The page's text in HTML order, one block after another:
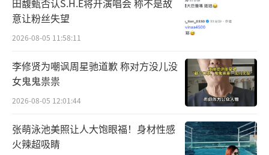
多歌曲中挑选出想唱的、割舍掉塞不进歌单
的，成了最大的难题。蔡健雅表示：“最后的
歌单可以铺展出我的人生历程和故事，又有一
些惊喜，我非常满意。希望观众可以经过这场
演出，除了感受到写在这些B面歌曲里的蔡健
的不同面向。”
田馥甄否认S.H.E将开演唱会 称不是故
意让粉丝失望
2026-08-05 11:58:11
李修贤为嘲讽周星驰道歉 称对方没儿没
女鬼鬼祟祟
2026-08-05 12:01:44
张萌泳池美照让人大饱眼福！身材性感
火辣超吸睛